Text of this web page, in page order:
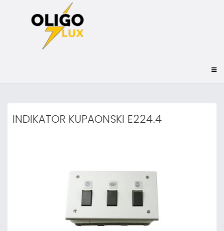
INDIKATOR KUPAONSKI E224.4